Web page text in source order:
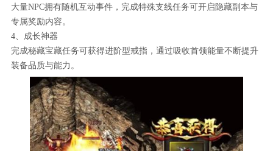
大量NPC拥有随机互动事件，完成特殊支线任务可开启隐藏副本与
专属奖励内容。
4、成长神器
完成秘藏宝藏任务可获得进阶型戒指，通过吸收首领能量不断提升
装备品质与能力。